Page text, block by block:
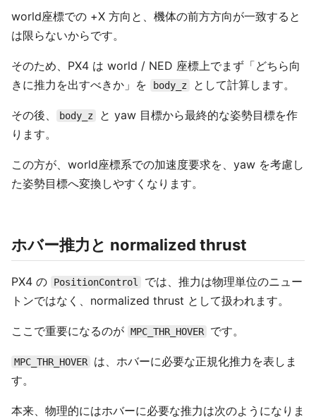
world座標での +X 方向と、機体の前方方向が一致すると
は限らないからです。
そのため、PX4 は world / NED 座標上でまず「どちら向
きに推力を出すべきか」を
body_z として計算します。
その後、 body_z
と yaw 目標から最終的な姿勢目標を作
ります。
この方が、world座標系での加速度要求を、yaw を考慮し
た姿勢目標へ変換しやすくなります。
ホバー推力と normalized thrust
PX4 の PositionControl
では、推力は物理単位のニュー
トンではなく、normalized thrust として扱われます。
ここで重要になるのが MPC_THR_HOVER です。
MPC_THR_HOVER
は、ホバーに必要な正規化推力を表しま
す。
本来、物理的にはホバーに必要な推力は次のようになりま